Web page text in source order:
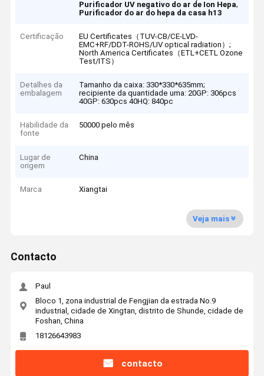
Purificador UV negativo do ar de Ion Hepa,
Purificador do ar do hepa da casa h13
Certificação
EU Certificates（TUV-CB/CE-LVD-
EMC+RF/DDT-ROHS/UV optical radiation）;
North America Certificates（ETL+CETL Ozone
Test/ITS）
Detalhes da
embalagem
Tamanho da caixa: 330*330*635mm;
recipiente da quantidade uma: 20GP: 306pcs
40GP: 630pcs 40HQ: 840pc
Habilidade da
fonte
50000 pelo mês
Lugar de
origem
China
Marca Xiangtai
Veja mais
Contacto
Paul
Bloco 1, zona industrial de Fengjian da estrada No.9
industrial, cidade de Xingtan, distrito de Shunde, cidade de
Foshan, China
18126643983
contacto